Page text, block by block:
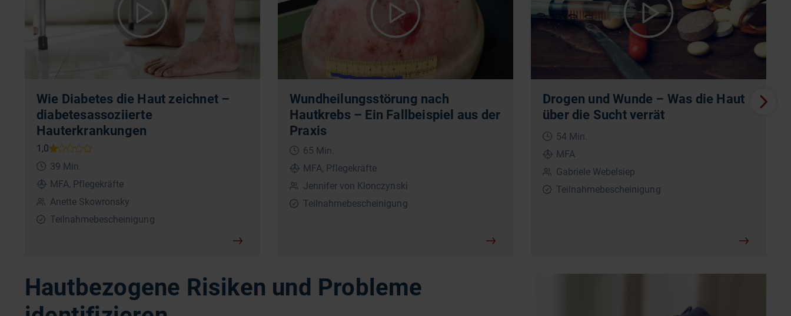
Wie Diabetes die Haut zeichnet –
diabetesassoziierte
Hauterkrankungen
39 Min.
MFA, Pflegekräfte
Anette Skowronsky
Teilnahmebescheinigung
Wundheilungsstörung nach
Hautkrebs – Ein Fallbeispiel aus der
Praxis
65 Min.
MFA, Pflegekräfte
Jennifer von Klonczynski
Teilnahmebescheinigung
Drogen und Wunde – Was die Haut
über die Sucht verrät
54 Min.
MFA
Gabriele Webelsiep
Teilnahmebescheinigung
Hautbezogene Risiken und Probleme